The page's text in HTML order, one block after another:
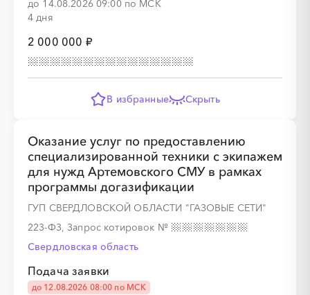
до 14.08.2026 09:00 по МСК
4 дня
2 000 000 ₽
В избранные Скрыть
Оказание услуг по предоставлению
специализированной техники с экипажем
для нужд Артемовского СМУ в рамках
программы догазификации
ГУП СВЕРДЛОВСКОЙ ОБЛАСТИ "ГАЗОВЫЕ СЕТИ"
223-ФЗ, Запрос котировок №
Свердловская область
Подача заявки
до 12.08.2026 08:00 по МСК